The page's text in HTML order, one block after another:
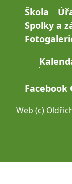
Škola
Spolky a
Facebook
Web (c)